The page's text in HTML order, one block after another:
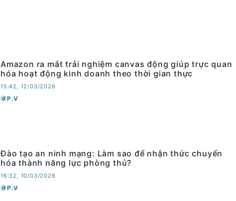
Amazon ra mắt trải nghiệm canvas động giúp trực quan
hóa hoạt động kinh doanh theo thời gian thực
15:42, 12/03/2026
P.V
Đào tạo an ninh mạng: Làm sao để nhận thức chuyển
hóa thành năng lực phòng thủ?
16:32, 10/03/2026
P.V